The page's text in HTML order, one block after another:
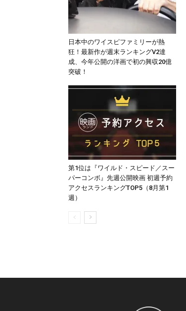
日本中のワイスピファミリーが熱
狂！最新作が週末ランキングV2達
成、今年公開の洋画で初の興収20億
突破！
第1位は『ワイルド・スピード／スー
パーコンボ』先週公開映画 初週予約
アクセスランキングTOP5（8月第1
週）